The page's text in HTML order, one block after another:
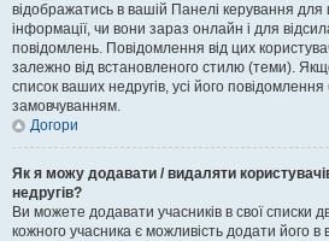
відображатись в вашій Панелі керування для
інформації, чи вони зараз онлайн і для
повідомлень. Повідомлення від цих
залежно від встановленого стилю (теми).
список ваших недругів, усі його
замовчуванням.
Догори
Як я можу додавати / видаляти
недругів?
Ви можете додавати учасників в свої списки
кожного учасника є можливість додати його в